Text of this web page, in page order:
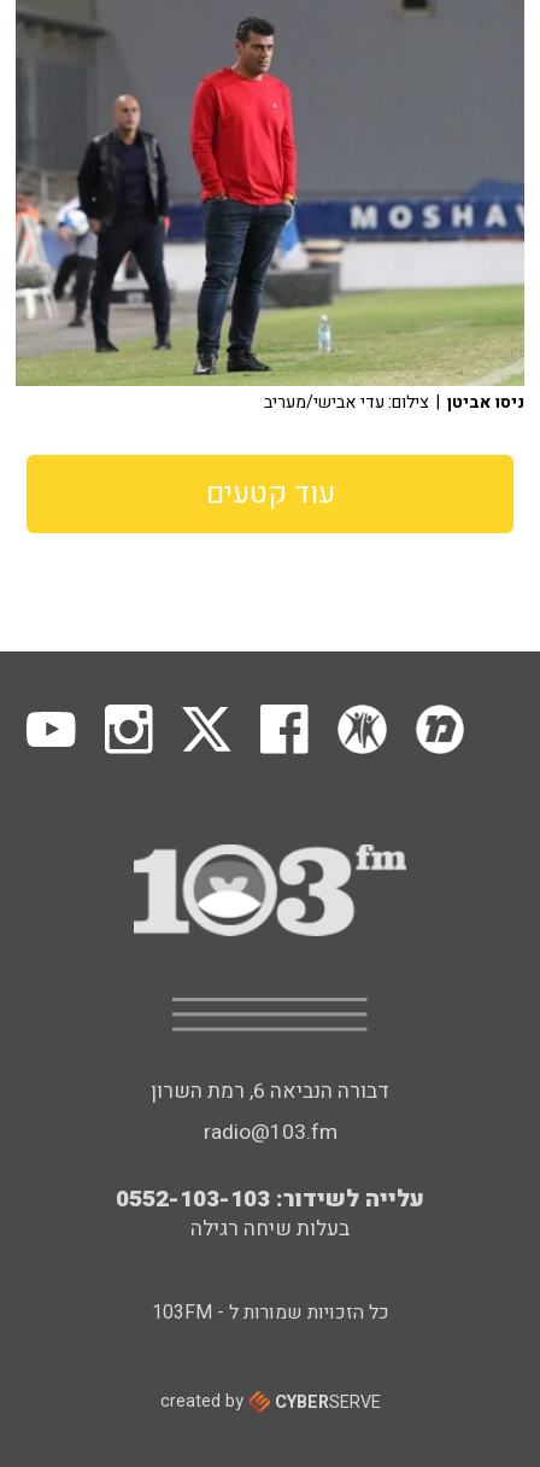
ניסו אביטן | צילום: עדי אבישי/מעריב
עוד קטעים
דבורה הנביאה 6, רמת השרון
radio@103.fm
עלייה לשידור: 0552-103-103
בעלות שיחה רגילה
כל הזכויות שמורות ל - 103FM
created by CYBERSERVE